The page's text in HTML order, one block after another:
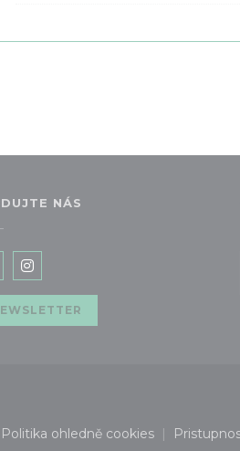
NÁS
((otevře se v novém
Instagram ((otevře se v
okně))
okně))
Politika ohledně cookies
((otevře se v novém